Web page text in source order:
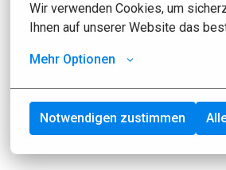
Wir verwenden Cookies, um
Ihnen auf unserer Website das
Mehr Optionen
Notwendigen zustimmen